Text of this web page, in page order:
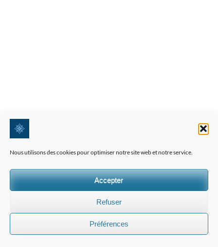
Nous utilisons des cookies pour optimiser notre site web et notre service.
Accepter
Refuser
Préférences